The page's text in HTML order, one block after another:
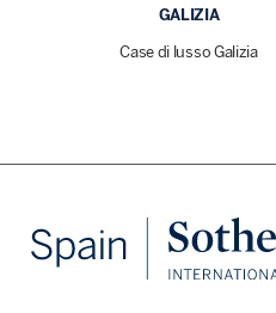
GALIZIA
Case di lusso Galizia